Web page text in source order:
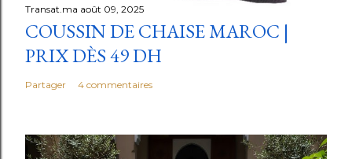
Transat.ma août 09, 2025
COUSSIN DE CHAISE MAROC |
PRIX DÈS 49 DH
Partager 4 commentaires